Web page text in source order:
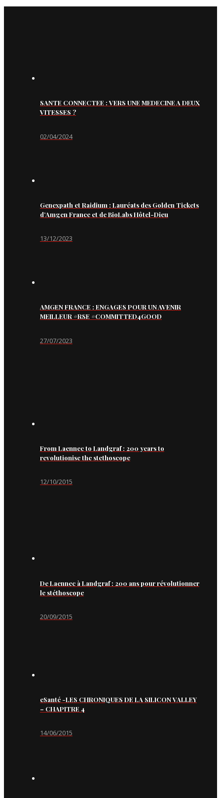
SANTE CONNECTEE : VERS UNE MEDECINE A DEUX
VITESSES ?
02/04/2024
Genexpath et Raidium : Lauréats des Golden Tickets
d’Amgen France et de BioLabs Hôtel-Dieu
13/12/2023
AMGEN FRANCE : ENGAGES POUR UN AVENIR
MEILLEUR #RSE #COMMITTED4GOOD
27/07/2023
From Laennec to Landgraf : 200 years to
revolutionise the stethoscope
12/10/2015
De Laennec à Landgraf : 200 ans pour révolutionner
le stéthoscope
20/09/2015
eSanté -LES CHRONIQUES DE LA SILICON VALLEY
– CHAPITRE 4
14/06/2015